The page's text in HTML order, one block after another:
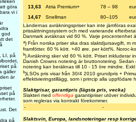
göra
vi i
god
det
LI, på
på
gäller
är
på
Det
på
13,63 Atria Premium+ 78 – 98
14,67
Snellman 80–105
Ländernas avräkningspriser kan inte jämföras
prissättningssystem och med varierande
Danmark avräknas vid 60 %. Varje procentenhet
a) Från norska priser ska dras slaktdjursavgift, m
framfötter. 60 % kött. +40 øre. per kött%. Noroc-
b) Avräkning sker vid 60 % kött. Priset inkluderar
Danish Crowns notering är bruttonotering. Sedan
notering kan beräknas till 10 - 15 öre mindre. Exkl
b)LSOs pris visar från 30/4 2010 grundpris +
effektivieringstillägg, som i princip alla uppfödare
Slaktgrisar, garantipris (lägsta pris, vecka)
Slakteri med offentliga garantipriser utöver
som regleras via kontrakt förekommer.
-
-
Slaktsvin, Europa, landsnoteringar resp